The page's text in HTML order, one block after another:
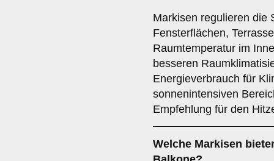
Markisen regulieren die
Fensterflächen,
Raumtemperatur im
besseren
Energieverbrauch für
sonnenintensiven
Empfehlung für den
Welche Markisen